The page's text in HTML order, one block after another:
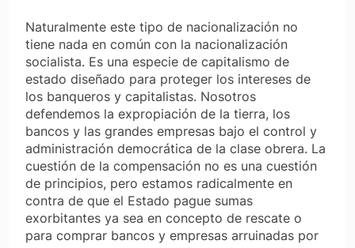
Naturalmente este tipo de nacionalización no
tiene nada en común con la nacionalización
socialista. Es una especie de capitalismo de
estado diseñado para proteger los intereses de
los banqueros y capitalistas. Nosotros
defendemos la expropiación de la tierra, los
bancos y las grandes empresas bajo el control y
administración democrática de la clase obrera. La
cuestión de la compensación no es una cuestión
de principios, pero estamos radicalmente en
contra de que el Estado pague sumas
exorbitantes ya sea en concepto de rescate o
para comprar bancos y empresas arruinadas por